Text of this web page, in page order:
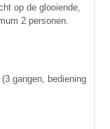
op de glooiende,
2 personen.
gangen, bediening